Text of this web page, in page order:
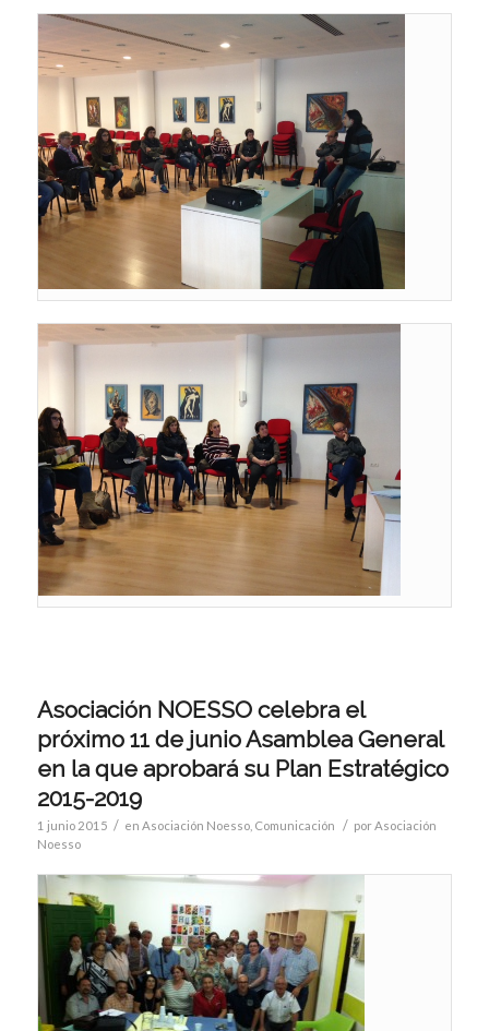
Asociación NOESSO celebra el
próximo 11 de junio Asamblea General
en la que aprobará su Plan Estratégico
2015-2019
1 junio 2015 / en Asociación Noesso, Comunicación / por Asociación
Noesso